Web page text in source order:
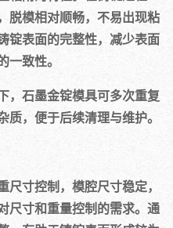
脱模相对顺畅，不易出现粘
锭表面的完整性，减少表面
一致性。
，石墨金锭模具可多次重复
，便于后续清理与维护。
寸控制，模腔尺寸稳定，
尺寸和重量控制的需求。通